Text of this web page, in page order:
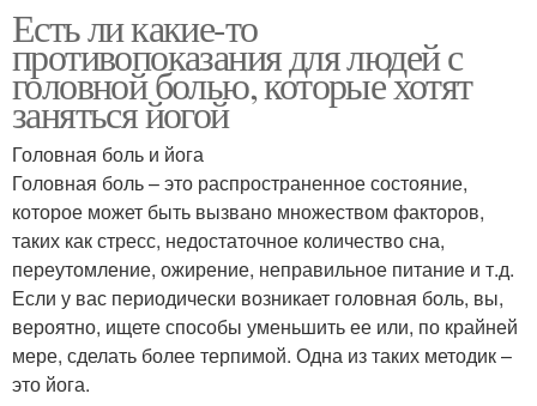
Есть ли какие-то
противопоказания для людей с
головной болью, которые хотят
заняться йогой
Головная боль и йога
Головная боль – это распространенное состояние,
которое может быть вызвано множеством факторов,
таких как стресс, недостаточное количество сна,
переутомление, ожирение, неправильное питание и т.д.
Если у вас периодически возникает головная боль, вы,
вероятно, ищете способы уменьшить ее или, по крайней
мере, сделать более терпимой. Одна из таких методик –
это йога.